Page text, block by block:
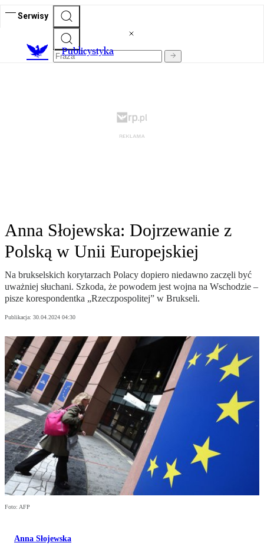
Serwisy
Publicystyka
Anna Słojewska: Dojrzewanie z
Polską w Unii Europejskiej
Na brukselskich korytarzach Polacy dopiero niedawno zaczęli być
uważniej słuchani. Szkoda, że powodem jest wojna na Wschodzie –
pisze korespondentka „Rzeczpospolitej” w Brukseli.
Publikacja: 30.04.2024 04:30
Foto: AFP
Anna Słojewska